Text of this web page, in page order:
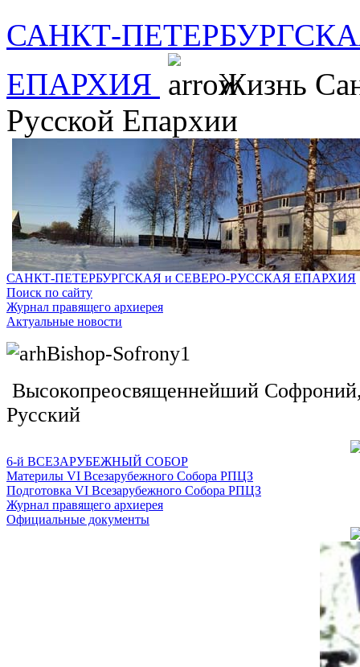
САНКТ-
ЕПАРХИЯ
Жизнь
Русской Епархии
САНКТ-ПЕТЕРБУРГСКАЯ и СЕВЕРО-РУССКАЯ ЕПАРХИЯ
Поиск по сайту
Журнал правящего архиерея
Актуальные новости
Высокопреосвященнейший
Русский
6-й ВСЕЗАРУБЕЖНЫЙ СОБОР
Материлы VI Всезарубежного Собора РПЦЗ
Подготовка VI Всезарубежного Собора РПЦЗ
Журнал правящего архиерея
Официальные документы